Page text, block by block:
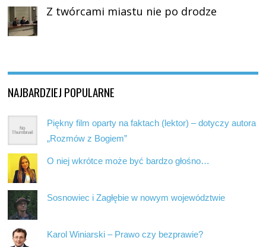
Z twórcami miastu nie po drodze
NAJBARDZIEJ POPULARNE
Piękny film oparty na faktach (lektor) – dotyczy autora
„Rozmów z Bogiem”
O niej wkrótce może być bardzo głośno…
Sosnowiec i Zagłębie w nowym województwie
Karol Winiarski – Prawo czy bezprawie?